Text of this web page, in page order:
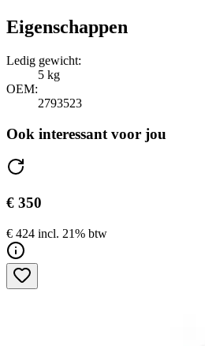
Eigenschappen
Ledig gewicht:
5 kg
OEM:
2793523
Ook interessant voor jou
€ 350
€ 424 incl. 21% btw